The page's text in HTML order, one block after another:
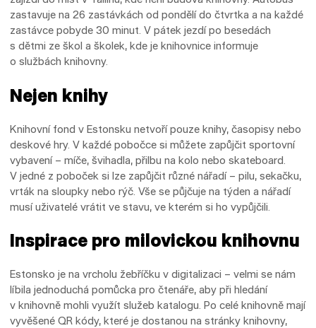
zastavuje na 26 zastávkách od pondělí do čtvrtka a na každé
zastávce pobyde 30 minut. V pátek jezdí po besedách
s dětmi ze škol a školek, kde je knihovnice informuje
o službách knihovny.
Nejen knihy
Knihovní fond v Estonsku netvoří pouze knihy, časopisy nebo
deskové hry. V každé pobočce si můžete zapůjčit sportovní
vybavení – míče, švihadla, přilbu na kolo nebo skateboard.
V jedné z poboček si lze zapůjčit různé nářadí – pilu, sekačku,
vrták na sloupky nebo rýč. Vše se půjčuje na týden a nářadí
musí uživatelé vrátit ve stavu, ve kterém si ho vypůjčili.
Inspirace pro milovickou knihovnu
Estonsko je na vrcholu žebříčku v digitalizaci – velmi se nám
líbila jednoduchá pomůcka pro čtenáře, aby při hledání
v knihovně mohli využít služeb katalogu. Po celé knihovně mají
vyvěšené QR kódy, které je dostanou na stránky knihovny,